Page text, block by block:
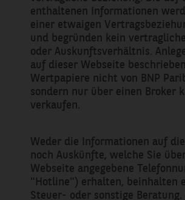
enthaltenen Informationen
einer etwaigen
und begründen kein
oder Auskunftsverhältnis.
auf dieser Webseite
Wertpapiere nicht von BNP
sondern nur über einen Broker
verkaufen.
Weder die Informationen auf
noch Auskünfte, welche Sie
Webseite angegebene
"Hotline") erhalten, beinhalten
Steuer- oder sonstige Beratung.